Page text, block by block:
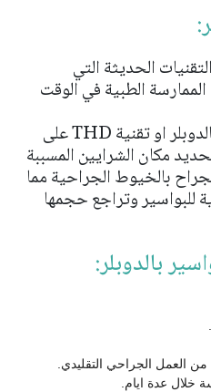
الحديثة التي
الطبية في الوقت
يعتمد مبدأ علاج البواسير بالدوبلر او تقنية THD على
مكان الشرايين المسببة
بالخيوط الجراحية مما
للبواسير وتراجع حجمها
بالدوبلر:
من العمل الجراحي التقليدي.
خلال عدة ايام.